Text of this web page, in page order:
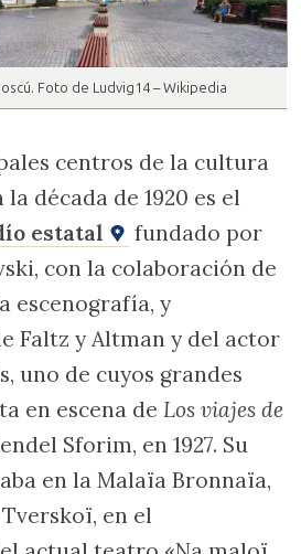
Foto de Ludvig14 – Wikipedia
centros de la cultura
década de 1920 es el
estatal
fundado por
con la colaboración de
escenografía, y
Faltz y Altman y del actor
uno de cuyos grandes
en escena de Los viajes de
Sforim, en 1927. Su
en la Malaïa Bronnaïa,
en el